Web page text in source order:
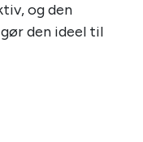
og den
den ideel til